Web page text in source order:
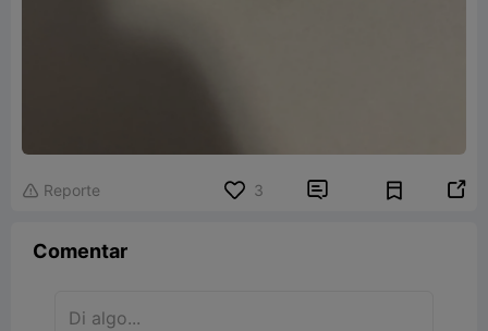
 Reporte 3  
Comentar